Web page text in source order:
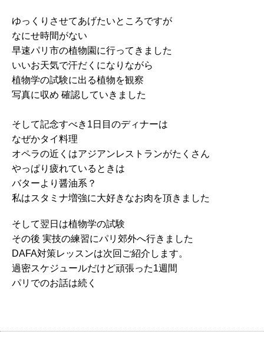
ゆっくりさせてあげたいところですが
なにせ時間がない
早速パリ市の植物園に行ってきました
いいお天気で汗だくになりながら
植物学の試験に出る植物を観察
写真に収め 確認していきました
そして記念すべき1日目のディナーは
なぜかタイ料理
オペラの近くはアジアンレストランがたくさん
やっぱり疲れているときは
バターより醤油系？
私はスタミナ増強に大好きなお肉を頂きました
そして翌日は植物学の試験
その後 実技の練習にパリ郊外へ行きました
DAFA対策レッスンは次回ご紹介します。
過密スケジュールだけど頑張った1週間
パリでのお話は続く